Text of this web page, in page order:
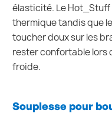
élasticité. Le
thermique tandis que
toucher doux sur les
rester confortable lors
froide.
Souplesse pour